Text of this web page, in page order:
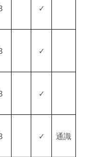
✓
✓
✓
✓ 通識